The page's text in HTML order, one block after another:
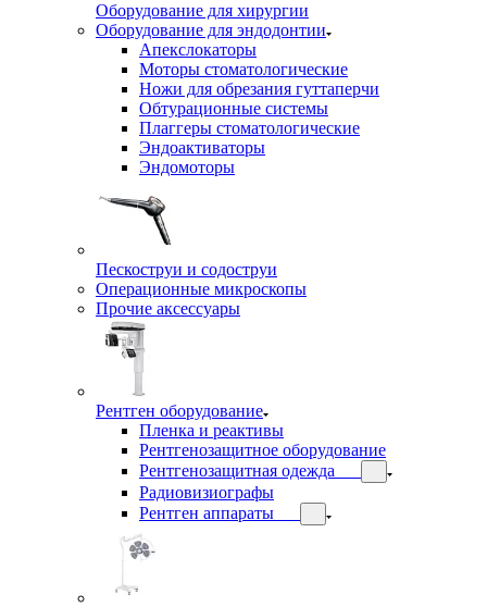
Оборудование для хирургии
Оборудование для эндодонтии
Апекслокаторы
Моторы стоматологические
Ножи для обрезания гуттаперчи
Обтурационные системы
Плаггеры стоматологические
Эндоактиваторы
Эндомоторы
Пескоструи и содоструи
Операционные микроскопы
Прочие аксессуары
Рентген оборудование
Пленка и реактивы
Рентгенозащитное оборудование
Рентгенозащитная одежда
Радиовизиографы
Рентген аппараты